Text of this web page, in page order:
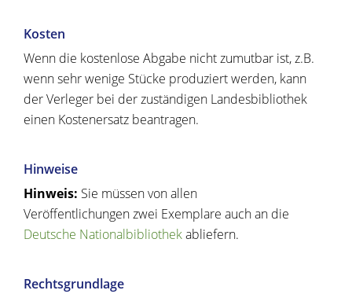
Kosten
Wenn die kostenlose Abgabe nicht zumutbar ist, z.B.
wenn sehr wenige Stücke produziert werden, kann
der Verleger bei der zuständigen Landesbibliothek
einen Kostenersatz beantragen.
Hinweise
Hinweis: Sie müssen von allen
Veröffentlichungen zwei Exemplare auch an die
Deutsche Nationalbibliothekabliefern.
Rechtsgrundlage